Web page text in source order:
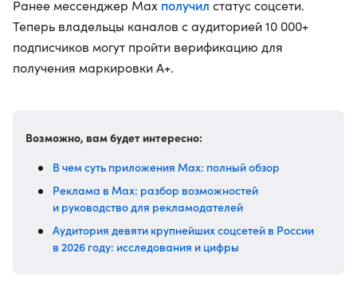
Ранее мессенджер Max получил статус соцсети.
Теперь владельцы каналов с аудиторией 10 000+
подписчиков могут пройти верификацию для
получения маркировки А+.
Возможно, вам будет интересно:
В чем суть приложения Max: полный обзор
Реклама в Max: разбор возможностей
и руководство для рекламодателей
Аудитория девяти крупнейших соцсетей в России
в 2026 году: исследования и цифры